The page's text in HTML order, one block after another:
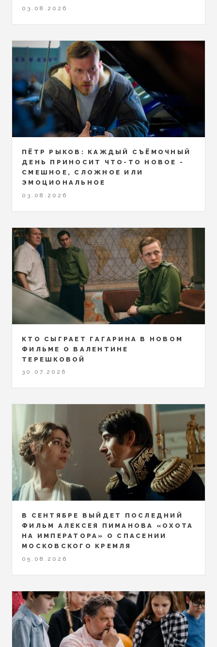
03.08.2026
ПЁТР РЫКОВ: КАЖДЫЙ СЪЁМОЧНЫЙ
ДЕНЬ ПРИНОСИТ ЧТО-ТО НОВОЕ -
СМЕШНОЕ, СЛОЖНОЕ ИЛИ
ЭМОЦИОНАЛЬНОЕ
03.08.2026
КТО СЫГРАЕТ ГАГАРИНА В НОВОМ
ФИЛЬМЕ О ВАЛЕНТИНЕ
ТЕРЕШКОВОЙ
30.07.2026
В СЕНТЯБРЕ ВЫЙДЕТ ПОСЛЕДНИЙ
ФИЛЬМ АЛЕКСЕЯ ПИМАНОВА «ОХОТА
НА ИМПЕРАТОРА» О СПАСЕНИИ
МОСКОВСКОГО КРЕМЛЯ
05.08.2026